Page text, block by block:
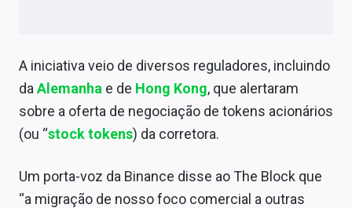
Conteúdo de Marca
Sobre
Expediente
Contato
A iniciativa veio de diversos reguladores, incluindo
daAlemanha e de Hong Kong, que alertaram
sobre a oferta de negociação de tokens acionários
(ou “stock tokens) da corretora.
Um porta-voz da Binance disse ao The Block que
“a migração de nosso foco comercial a outras